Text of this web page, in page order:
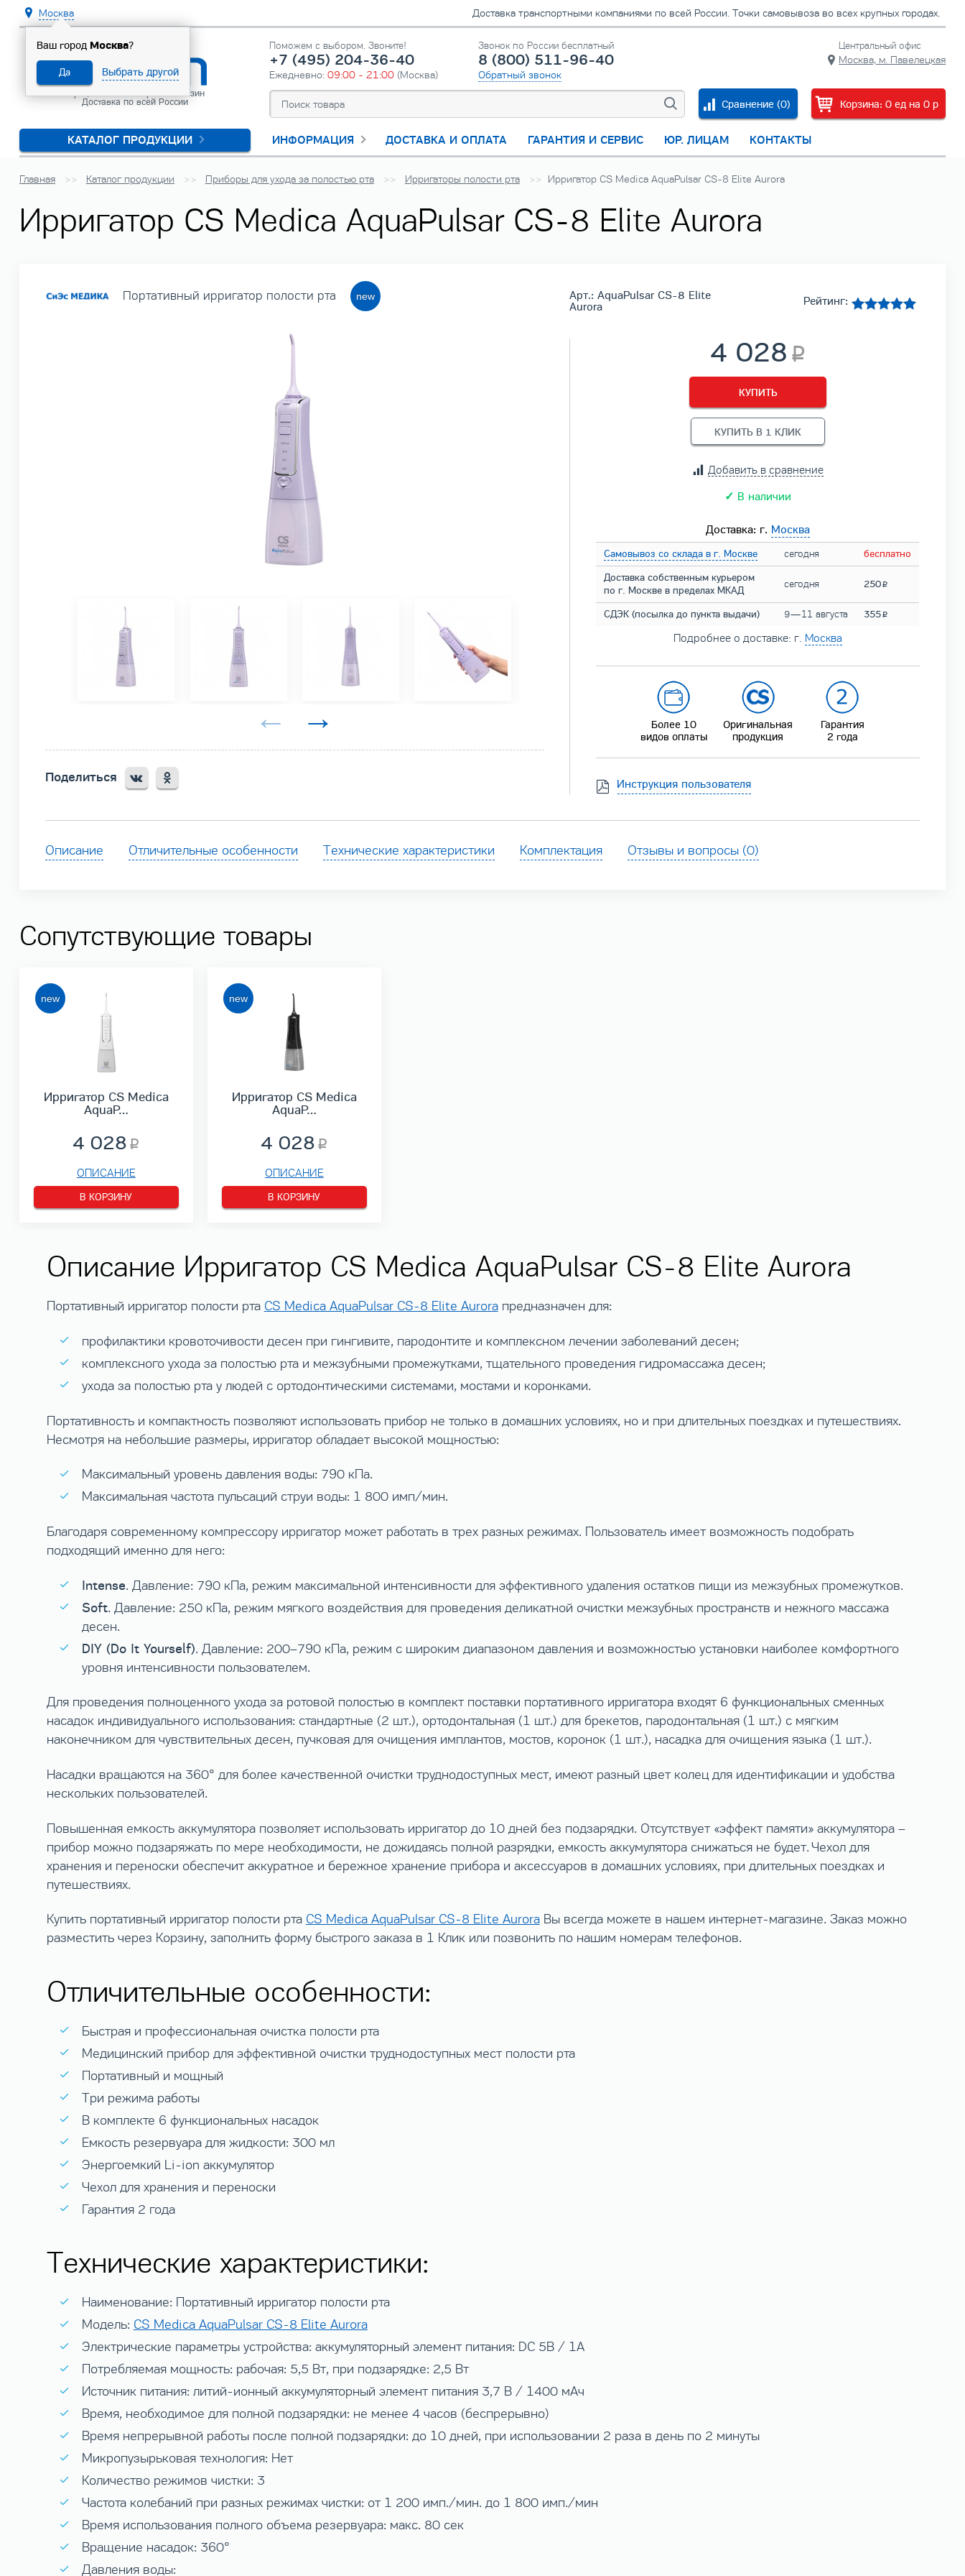
Москва
Ваш город Москва?
Да Выбрать другой
Доставка транспортными компаниями по всей России. Точки самовывоза во всех крупных городах.
Официальный интернет-магазин
Доставка по всей России
Центральный офис
Москва, м. Павелецкая
Поможем с выбором. Звоните!
+7 (495) 204-36-40
Ежедневно:09:00 - 21:00 (Москва)
Звонок по России бесплатный
8 (800) 511-96-40
Обратный звонок
Корзина: 0 ед на 0 p
Сравнение (0)
КАТАЛОГ ПРОДУКЦИИ ИНФОРМАЦИЯ ДОСТАВКА И ОПЛАТА ГАРАНТИЯ И СЕРВИС ЮР. ЛИЦАМ КОНТАКТЫ
Главная Каталог продукции Приборы для ухода за полостью рта Ирригаторы полости рта Ирригатор CS Medica AquaPulsar CS-8 Elite Aurora
Ирригатор CS Medica AquaPulsar CS-8 Elite Aurora
Портативный ирригатор полости рта
Поделиться
Арт.: AquaPulsar CS-8 Elite
Aurora
Рейтинг:
4 028
КУПИТЬ
КУПИТЬ В 1 КЛИК
Добавить в сравнение
✓ В наличии
Доставка: г. Москва
Самовывоз со склада в г. Москве сегодня
бесплатно
Доставка собственным курьером
по г. Москве в пределах МКАД
сегодня 250
СДЭК (посылка до пункта выдачи) 9 — 11 августа 355
Подробнее о доставке: г. Москва
Более 10
видов оплаты
Оригинальная
продукция
Гарантия
2 года
Инструкция пользователя
Описание Отличительные особенности Технические характеристики Комплектация Отзывы и вопросы (0)
Сопутствующие товары
Ирригатор CS Medica
AquaP…
4 028
ОПИСАНИЕ
В КОРЗИНУ
Ирригатор CS Medica
AquaP…
4 028
ОПИСАНИЕ
В КОРЗИНУ
Описание Ирригатор CS Medica AquaPulsar CS-8 Elite Aurora
Портативный ирригатор полости рта CS Medica AquaPulsar CS-8 Elite Auroraпредназначен для:
профилактики кровоточивости десен при гингивите, пародонтите и комплексном лечении заболеваний десен;
комплексного ухода за полостью рта и межзубными промежутками, тщательного проведения гидромассажа десен;
ухода за полостью рта у людей с ортодонтическими системами, мостами и коронками.
Портативность и компактность позволяют использовать прибор не только в домашних условиях, но и при длительных поездках и путешествиях.
Несмотря на небольшие размеры, ирригатор обладает высокой мощностью:
Максимальный уровень давления воды: 790 кПа.
Максимальная частота пульсаций струи воды: 1 800 имп/мин.
Благодаря современному компрессору ирригатор может работать в трех разных режимах. Пользователь имеет возможность подобрать
подходящий именно для него:
Intense. Давление: 790 кПа, режим максимальной интенсивности для эффективного удаления остатков пищи из межзубных промежутков.
Soft. Давление: 250 кПа, режим мягкого воздействия для проведения деликатной очистки межзубных пространств и нежного массажа
десен.
DIY (Do It Yourself). Давление: 200–790 кПа, режим с широким диапазоном давления и возможностью установки наиболее комфортного
уровня интенсивности пользователем.
Для проведения полноценного ухода за ротовой полостью в комплект поставки портативного ирригатора входят 6 функциональных сменных
насадок индивидуального использования: стандартные (2 шт.), ортодонтальная (1 шт.) для брекетов, пародонтальная (1 шт.) с мягким
наконечником для чувствительных десен, пучковая для очищения имплантов, мостов, коронок (1 шт.), насадка для очищения языка (1 шт.).
Насадки вращаются на 360° для более качественной очистки труднодоступных мест, имеют разный цвет колец для идентификации и удобства
нескольких пользователей.
Повышенная емкость аккумулятора позволяет использовать ирригатор до 10 дней без подзарядки. Отсутствует «эффект памяти» аккумулятора –
прибор можно подзаряжать по мере необходимости, не дожидаясь полной разрядки, емкость аккумулятора снижаться не будет. Чехол для
хранения и переноски обеспечит аккуратное и бережное хранение прибора и аксессуаров в домашних условиях, при длительных поездках и
путешествиях.
Купить портативный ирригатор полости рта CS Medica AquaPulsar CS-8 Elite AuroraВы всегда можете в нашем интернет-магазине. Заказ можно
разместить через Корзину, заполнить форму быстрого заказа в 1 Клик или позвонить по нашим номерам телефонов.
Отличительные особенности:
Быстрая и профессиональная очистка полости рта
Медицинский прибор для эффективной очистки труднодоступных мест полости рта
Портативный и мощный
Три режима работы
В комплекте 6 функциональных насадок
Емкость резервуара для жидкости: 300 мл
Энергоемкий Li-ion аккумулятор
Чехол для хранения и переноски
Гарантия 2 года
Технические характеристики:
Наименование: Портативный ирригатор полости рта
Модель: CS Medica AquaPulsar CS-8 Elite Aurora
Электрические параметры устройства: аккумуляторный элемент питания: DC 5В / 1А
Потребляемая мощность: рабочая: 5,5 Вт, при подзарядке: 2,5 Вт
Источник питания: литий-ионный аккумуляторный элемент питания 3,7 В / 1400 мАч
Время, необходимое для полной подзарядки: не менее 4 часов (беспрерывно)
Время непрерывной работы после полной подзарядки: до 10 дней, при использовании 2 раза в день по 2 минуты
Микропузырьковая технология: Нет
Количество режимов чистки: 3
Частота колебаний при разных режимах чистки: от 1 200 имп./мин. до 1 800 имп./мин
Время использования полного объема резервуара: макс. 80 сек
Вращение насадок: 360°
Давления воды: